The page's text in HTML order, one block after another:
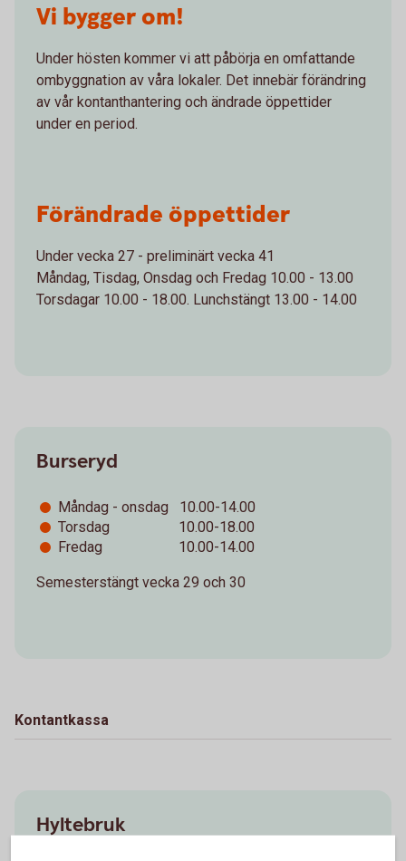
Vi bygger om!
Under hösten kommer vi att påbörja en omfattande
ombyggnation av våra lokaler. Det innebär förändring
av vår kontanthantering och ändrade öppettider
under en period.
Förändrade öppettider
Under vecka 27 - preliminärt vecka 41
Måndag, Tisdag, Onsdag och Fredag 10.00 - 13.00
Torsdagar 10.00 - 18.00. Lunchstängt 13.00 - 14.00
Burseryd
Måndag - onsdag 10.00-14.00
Torsdag 10.00-18.00
Fredag 10.00-14.00
Semesterstängt vecka 29 och 30
Kontantkassa
Hyltebruk